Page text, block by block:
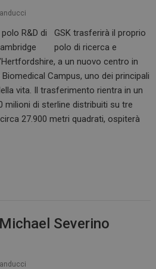
GSK trasferirà il proprio
polo di ricerca e
a un nuovo centro in
Campus, uno dei principali
vita. Il trasferimento rientra in un
milioni di sterline distribuiti su tre
27.900 metri quadrati, ospiterà
Severino